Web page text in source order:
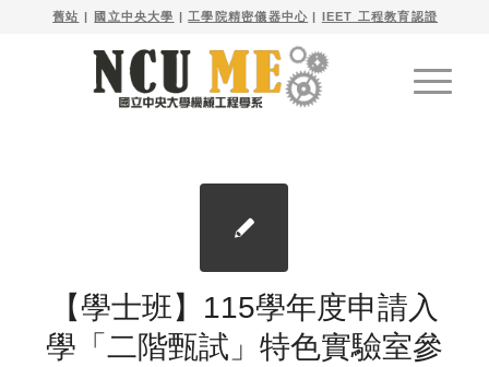
舊站 | 國立中央大學 | 工學院精密儀器中心 | IEET 工程教育認證
【學士班】115學年度申請入
學「二階甄試」特色實驗室參